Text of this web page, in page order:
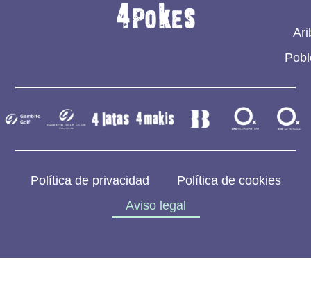
Política de privacidad
Política de cookies
Aviso legal